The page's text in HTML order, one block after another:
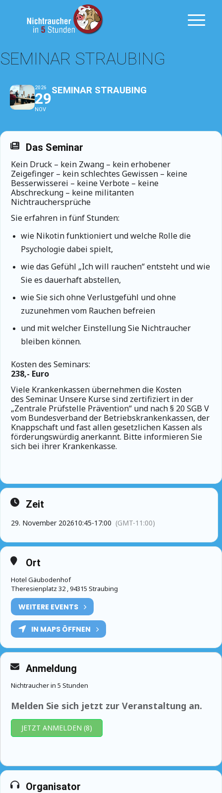
SEMINAR STRAUBING
2026
29
NOV
SEMINAR STRAUBING
Das Seminar
Kein Druck – kein Zwang – kein erhobener
Zeigefinger – kein schlechtes Gewissen – keine
Besserwisserei – keine Verbote – keine
Abschreckung – keine militanten
Nichtrauchersprüche
Sie erfahren in fünf Stunden:
wie Nikotin funktioniert und welche Rolle die
Psychologie dabei spielt,
wie das Gefühl „Ich will rauchen“ entsteht und wie
Sie es dauerhaft abstellen,
wie Sie sich ohne Verlustgefühl und ohne
zuzunehmen vom Rauchen befreien
und mit welcher Einstellung Sie Nichtraucher
bleiben können.
Kosten des Seminars:
238,- Euro
Viele Krankenkassen übernehmen die Kosten
des Seminar. Unsere Kurse sind zertifiziert in der
„Zentrale Prüfstelle Prävention“ und nach § 20 SGB V
vom Bundesverband der Betriebskrankenkassen, der
Knappschaft und fast allen gesetzlichen Kassen als
förderungswürdig anerkannt. Bitte informieren Sie
sich bei ihrer Krankenkasse.
Zeit
29. November 202610:45-17:00 (GMT-11:00)
Ort
Hotel Gäubodenhof
Theresienplatz 32 , 94315 Straubing
WEITERE EVENTS
IN MAPS ÖFFNEN
Anmeldung
Nichtraucher in 5 Stunden
Melden Sie sich jetzt zur Veranstaltung an.
JETZT ANMELDEN (8)
Organisator